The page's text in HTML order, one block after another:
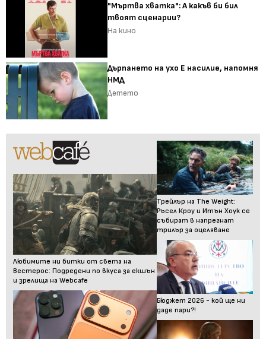
"Мъртва хватка": А какъв би бил
твоят сценарии?
На кино
Дърпането на ухо Е насилие, напомня
НМД
Детето
Любимите ни битки от света на
Вестерос: Подредени по вкуса за екшън
и зрелища на Webcafe
Трейлър на The Weight:
Ръсел Кроу и Итън Хоук се
събират в напрегнат
трилър за оцеляване
Бюджет 2026 - кой ще ни
даде пари?!